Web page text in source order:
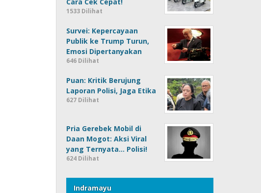
1533 Dilihat
Survei: Kepercayaan
Publik ke Trump Turun,
Emosi Dipertanyakan
646 Dilihat
Puan: Kritik Berujung
Laporan Polisi, Jaga Etika
627 Dilihat
Pria Gerebek Mobil di
Daan Mogot: Aksi Viral
yang Ternyata… Polisi!
624 Dilihat
Indramayu